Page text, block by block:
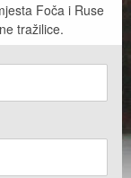
Foča i Ruse
tražilice.